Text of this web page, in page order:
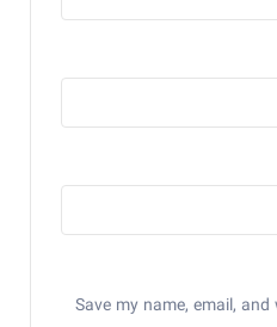
Save my name, email,